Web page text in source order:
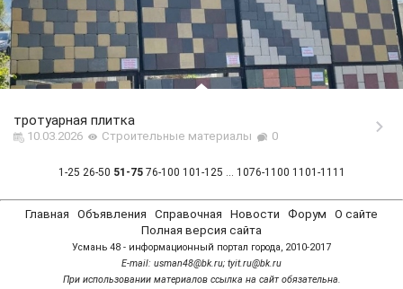
тротуарная плитка
10.03.2026 Строительные материалы 0
1-25 26-50 51-75 76-100 101-125 ... 1076-1100 1101-1111
Главная Объявления Справочная Новости Форум
О сайте
Полная версия сайта
Усмань 48 - информационный портал города, 2010-2017
Е-mail: usman48@bk.ru; tyit.ru@bk.ru
При использовании материалов ссылка на сайт обязательна.